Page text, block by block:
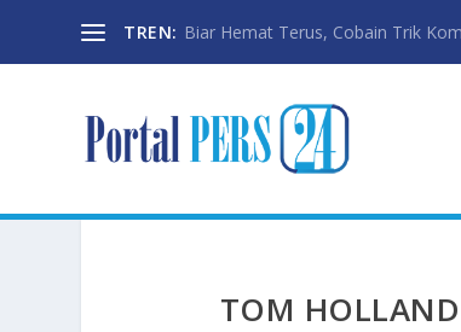
TREN: Biar Hemat Terus, Cobain Trik
TOM HOLLAND